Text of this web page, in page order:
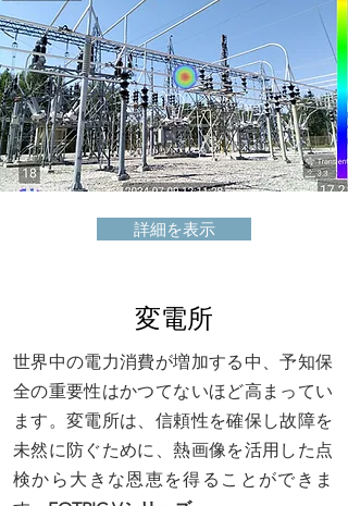
詳細を表示
変電所
世界中の電力消費が増加する中、予知保
全の重要性はかつてないほど高まってい
ます。変電所は、信頼性を確保し故障を
未然に防ぐために、熱画像を活用した点
検から大きな恩恵を得ることができま